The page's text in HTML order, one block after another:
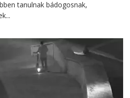
tanulnak bádogosnak,